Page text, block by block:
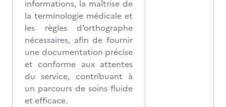
informations, la maîtrise de
la terminologie médicale et
les règles d’orthographe
nécessaires, afin de fournir
une documentation précise
et conforme aux attentes
du service, contribuant à
un parcours de soins fluide
et efficace.